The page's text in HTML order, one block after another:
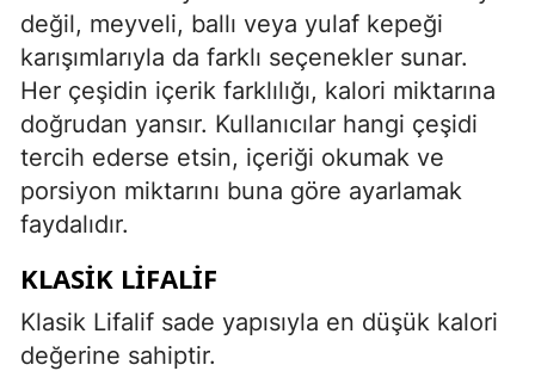
değil, meyveli, ballı veya yulaf kepeği
karışımlarıyla da farklı seçenekler sunar.
Her çeşidin içerik farklılığı, kalori miktarına
doğrudan yansır. Kullanıcılar hangi çeşidi
tercih ederse etsin, içeriği okumak ve
porsiyon miktarını buna göre ayarlamak
faydalıdır.
KLASIK LIFALIF
Klasik Lifalif sade yapısıyla en düşük kalori
değerine sahiptir.